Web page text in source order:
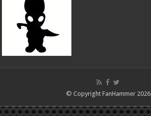
© Copyright FanHammer 2026